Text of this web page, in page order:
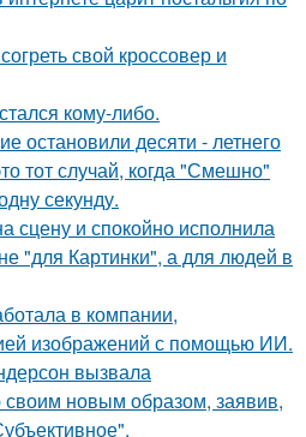
свой кроссовер и
кому-либо.
остановили десяти - летнего
тот случай, когда "Смешно"
секунду.
сцену и спокойно исполнила
"для Картинки", а для людей в
в компании,
изображений с помощью ИИ.
вызвала
новым образом, заявив,